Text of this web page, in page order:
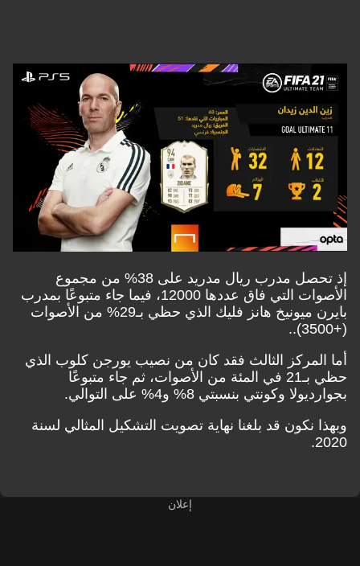
إذ تحصل مدرب ريال مدريد على 38% من مجموع
الأصوات التي فاق عددها 12000، فيما جاء متبوعًا بمدرب
بايرن ميونيخ هانز فليك الذي حظي بـ29% من الأصوات
(+3500)..
أما المركز الثالث فقد كان من نصيب يورجن كلوب الذي
حظي بـ21 في المئة من الأصوات، ثم جاء متبوعًا
بجوارديولا وكونتي بنسبتي 8% و4% على التوالي.
وبهذا نكون قد بلغنا نهاية تصويت التشكيل المثالي لسنة
2020.
إعلان